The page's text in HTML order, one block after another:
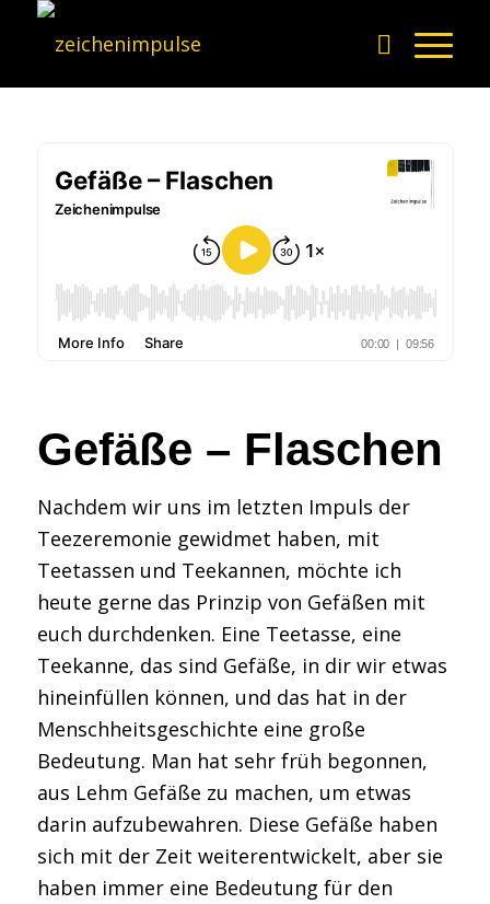
Gefäße – Flaschen
Nachdem wir uns im letzten Impuls der
Teezeremonie gewidmet haben, mit
Teetassen und Teekannen, möchte ich
heute gerne das Prinzip von Gefäßen mit
euch durchdenken. Eine Teetasse, eine
Teekanne, das sind Gefäße, in dir wir etwas
hineinfüllen können, und das hat in der
Menschheitsgeschichte eine große
Bedeutung. Man hat sehr früh begonnen,
aus Lehm Gefäße zu machen, um etwas
darin aufzubewahren. Diese Gefäße haben
sich mit der Zeit weiterentwickelt, aber sie
haben immer eine Bedeutung für den